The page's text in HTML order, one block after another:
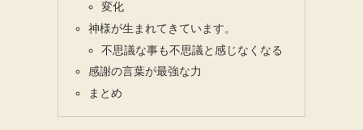
変化
神様が生まれてきています。
不思議な事も不思議と感じなくなる
感謝の言葉が最強な力
まとめ